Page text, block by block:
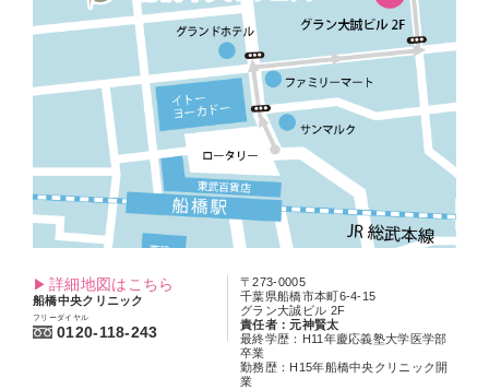
詳細地図はこちら
船橋中央クリニック
フリーダイヤル
0120-118-243
〒273-0005
千葉県船橋市本町6-4-15
グラン大誠ビル 2F
責任者：元神賢太
最終学歴：H11年慶応義塾大学医学部
卒業
勤務歴：H15年船橋中央クリニック開
業